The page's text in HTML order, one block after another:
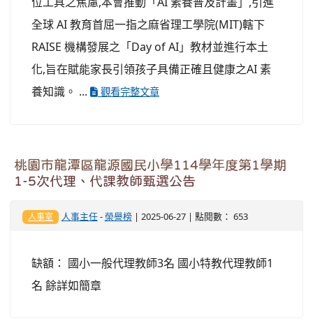
全球 AI 教育首屈一指之麻省理工學院(MIT)轄下
RAISE 機構發展之「Day of AI」教材並進行本土
化,旨在賦能家長引領孩子具備正確且健康之AI 素
養知識。 ...
觀看完整文章
桃園市龍潭區龍源國民小學114學年度第1學期
1-5次代理、代課教師甄選公告
人事室 人事主任-榮譽榜| 2025-06-27 | 點閱數： 653
缺額： 國小一般代理教師3名 國小特教代理教師1
名 餘詳如簡章